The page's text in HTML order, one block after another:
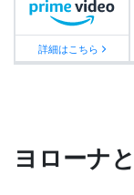
詳細はこちら
ヨローナ